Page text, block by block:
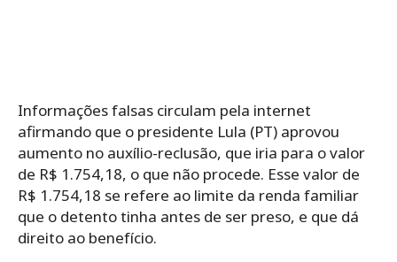
Informações falsas circulam pela internet
afirmando que o presidente Lula (PT) aprovou
aumento no auxílio-reclusão, que iria para o valor
de R$ 1.754,18, o que não procede. Esse valor de
R$ 1.754,18 se refere ao limite da renda familiar
que o detento tinha antes de ser preso, e que dá
direito ao benefício.